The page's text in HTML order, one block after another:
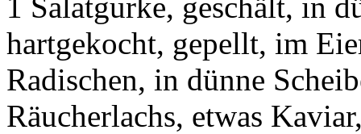
hartgekocht, gepellt, im
Radischen, in dünne
Räucherlachs, etwas